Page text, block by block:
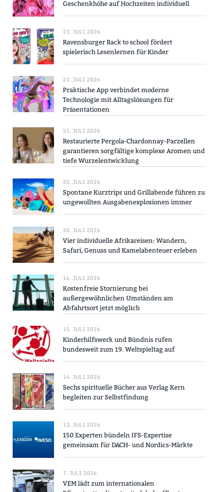
Geschenkhöhe auf Hochzeiten individuell
23. JULI 2026
Ravensburger Back to school fördert
spielerisch Lesenlernen für Kinder
22. JULI 2026
Praktische App verbindet moderne
Technologie mit Alltagslösungen für
Präsentationen
21. JULI 2026
Restaurierte Pergola-Chardonnay-Parzellen
garantieren sorgfältige komplexe Aromen und
tiefe Wurzelentwicklung
20. JULI 2026
Spontane Kurztrips und Grillabende führen zu
ungewollten Ausgabenexplosionen immer
20. JULI 2026
Vier individuelle Afrikareisen: Wandern,
Safari, Genuss und Kamelabenteuer erleben
16. JULI 2026
Kostenfreie Stornierung bei
außergewöhnlichen Umständen am
Abfahrtsort jetzt möglich
15. JULI 2026
Kinderhilfswerk und Bündnis rufen
bundesweit zum 19. Weltspieltag auf
14. JULI 2026
Sechs spirituelle Bücher aus Verlag Kern
begleiten zur Selbstfindung
13. JULI 2026
150 Experten bündeln IFS-Expertise
gemeinsam für DACH- und Nordics-Märkte
7. JULI 2026
VEM lädt zum internationalen